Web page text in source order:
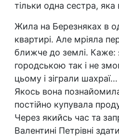
тільки одна сестра,
Жила на Березняках в
квартирі. Але мріяла
ближче до землі. Каже:
городською так і не
цьому і зіграли шахраї…
Якось вона
постійно купувала
Через якийсь час та
Валентині Петрівні